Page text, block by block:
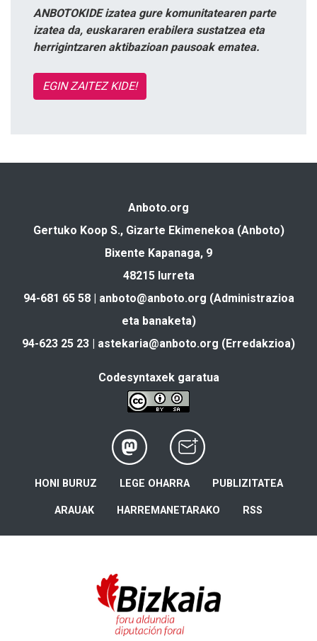
ANBOTOKIDE izatea gure komunitatearen parte
izatea da, euskararen erabilera sustatzea eta
herrigintzaren aktibazioan pausoak ematea.
EGIN ZAITEZ KIDE!
Anboto.org
Gertuko Koop S., Gizarte Ekimenekoa (Anboto)
Bixente Kapanaga, 9
48215 Iurreta
94-681 65 58 | anboto@anboto.org (Administrazioa
eta banaketa)
94-623 25 23 | astekaria@anboto.org (Erredakzioa)
Codesyntaxek garatua
HONI BURUZ LEGE OHARRA PUBLIZITATEA
ARAUAK HARREMANETARAKO RSS